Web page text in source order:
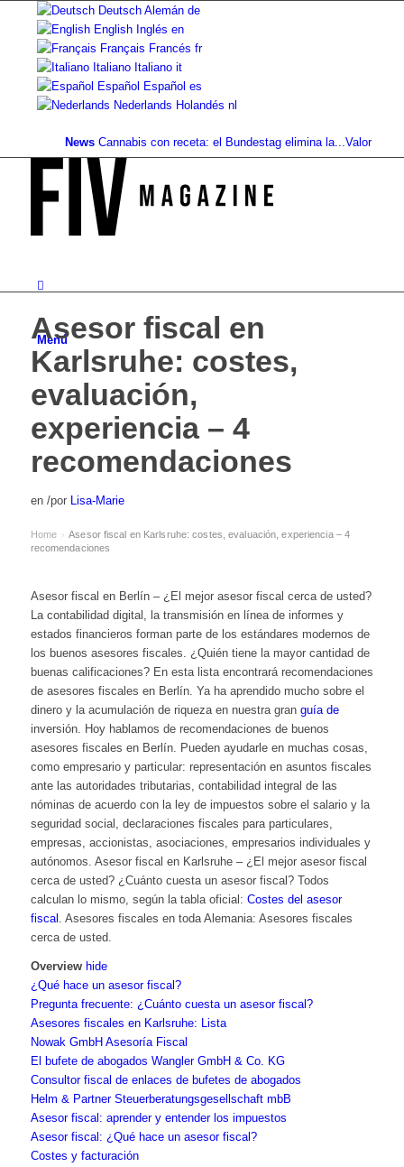
Deutsch Alemán de
English Inglés en
Français Francés fr
Italiano Italiano it
Español Español es
Nederlands Holandés nl
News Cannabis con receta: el Bundestag elimina la... Valor del
Menú
Asesor fiscal en
Karlsruhe: costes,
evaluación,
experiencia – 4
recomendaciones
en /por Lisa-Marie
Home › Asesor fiscal en Karlsruhe: costes, evaluación, experiencia – 4
recomendaciones
Asesor fiscal en Berlín – ¿El mejor asesor fiscal cerca de usted?
La contabilidad digital, la transmisión en línea de informes y
estados financieros forman parte de los estándares modernos de
los buenos asesores fiscales. ¿Quién tiene la mayor cantidad de
buenas calificaciones? En esta lista encontrará recomendaciones
de asesores fiscales en Berlín. Ya ha aprendido mucho sobre el
dinero y la acumulación de riqueza en nuestra gran guía de
inversión. Hoy hablamos de recomendaciones de buenos
asesores fiscales en Berlín. Pueden ayudarle en muchas cosas,
como empresario y particular: representación en asuntos fiscales
ante las autoridades tributarias, contabilidad integral de las
nóminas de acuerdo con la ley de impuestos sobre el salario y la
seguridad social, declaraciones fiscales para particulares,
empresas, accionistas, asociaciones, empresarios individuales y
autónomos. Asesor fiscal en Karlsruhe – ¿El mejor asesor fiscal
cerca de usted? ¿Cuánto cuesta un asesor fiscal? Todos
calculan lo mismo, según la tabla oficial: Costes del asesor
fiscal . Asesores fiscales en toda Alemania: Asesores fiscales
cerca de usted.
Overview hide
¿Qué hace un asesor fiscal?
Pregunta frecuente: ¿Cuánto cuesta un asesor fiscal?
Asesores fiscales en Karlsruhe: Lista
Nowak GmbH Asesoría Fiscal
El bufete de abogados Wangler GmbH & Co. KG
Consultor fiscal de enlaces de bufetes de abogados
Helm & Partner Steuerberatungsgesellschaft mbB
Asesor fiscal: aprender y entender los impuestos
Asesor fiscal: ¿Qué hace un asesor fiscal?
Costes y facturación